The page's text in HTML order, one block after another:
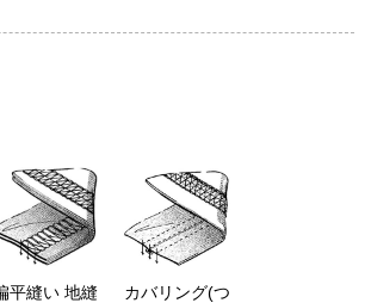
平縫い 地縫
カバリング(つ